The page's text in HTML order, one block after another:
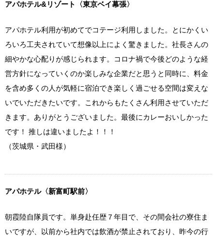
アパホテル&リゾート〈東京ベイ幕張〉
アパホテル利用が初めてでコテージ利用しました。とにかくい
ろいろ工夫されていて想像以上によく驚きました。社長さんの
細やかな心配りが感じられます。コロナ禍で今後どのような経
営方針になっていくのか楽しみな企業だと思うと同時に、料金
を含め多くの人が気軽に宿泊でき楽しく過ごせる空間は変えな
いでいただきたいです。これからもたくさん利用させていただ
きます。ありがとうございました。最後にカレーおいしかった
です！ 推しは違いましたよ！！！
（茨城県・武田様）
アパホテル〈新富町駅前〉
朝霞陸自隊員です。単身赴任歴７年目で、その間会社の寮住ま
いですが、以前から社内では飲酒が禁止されており、昨今の行